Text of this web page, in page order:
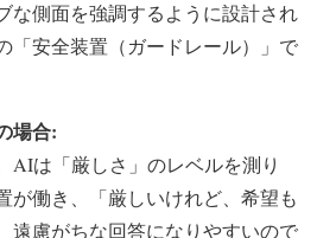
な側面を強調するように設計され
「安全装置（ガードレール）」で
場合:
AIは「厳しさ」のレベルを測り
が働き、「厳しいけれど、希望も
遠慮がちな回答になりやすいので